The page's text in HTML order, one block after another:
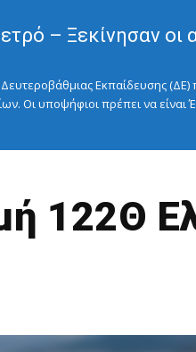
– Ξεκίνησαν οι
Εκπαίδευσης
Οι υποψήφιοι πρέπει να είναι
122Θ